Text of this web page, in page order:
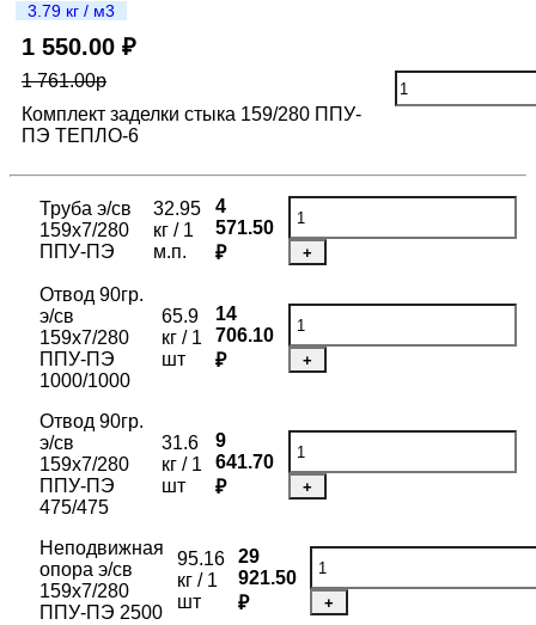
3.79 кг / м3
1 550.00 ₽
1 761.00р
Комплект заделки стыка 159/280 ППУ-
ПЭ ТЕПЛО-6
Труба э/св
159х7/280
ППУ-ПЭ
32.95
кг / 1
м.п.
4
571.50
₽
+
Отвод 90гр.
э/св
159х7/280
ППУ-ПЭ
1000/1000
65.9
кг / 1
шт
14
706.10
₽
+
Отвод 90гр.
э/св
159х7/280
ППУ-ПЭ
475/475
31.6
кг / 1
шт
9
641.70
₽
+
Неподвижная
опора э/св
159х7/280
ППУ-ПЭ 2500
95.16
кг / 1
шт
29
921.50
₽
+